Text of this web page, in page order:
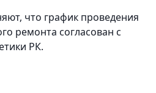
что график проведения
ремонта согласован с
РК.